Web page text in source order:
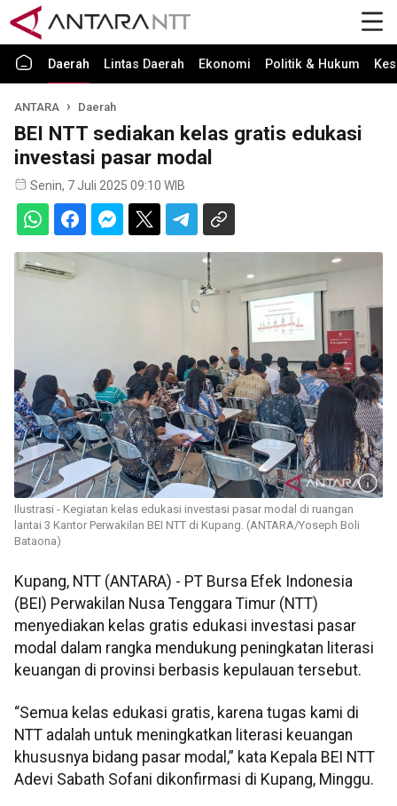
Daerah Lintas Daerah Ekonomi Politik & Hukum
ANTARA Daerah
BEI NTT sediakan kelas gratis edukasi
investasi pasar modal
Senin, 7 Juli 2025 09:10 WIB
Ilustrasi - Kegiatan kelas edukasi investasi pasar modal di ruangan
lantai 3 Kantor Perwakilan BEI NTT di Kupang. (ANTARA/Yoseph Boli
Bataona)
Kupang, NTT (ANTARA) - PT Bursa Efek Indonesia
(BEI) Perwakilan Nusa Tenggara Timur (NTT)
menyediakan kelas gratis edukasi investasi pasar
modal dalam rangka mendukung peningkatan literasi
keuangan di provinsi berbasis kepulauan tersebut.
“Semua kelas edukasi gratis, karena tugas kami di
NTT adalah untuk meningkatkan literasi keuangan
khususnya bidang pasar modal,” kata Kepala BEI NTT
Adevi Sabath Sofani dikonfirmasi di Kupang, Minggu.